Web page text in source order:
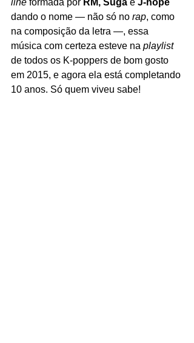
dando o nome — não só no rap, como
na composição da letra —, essa
música com certeza esteve na playlist
de todos os K-poppers de bom gosto
em 2015, e agora ela está completando
10 anos. Só quem viveu sabe!